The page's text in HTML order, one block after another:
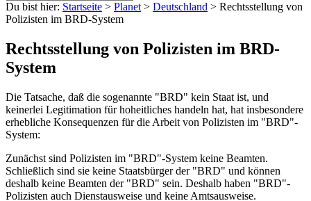
Du bist hier: Startseite > Planet > Deutschland > Rechtsstellung von
Polizisten im BRD-System
Rechtsstellung von Polizisten im BRD-
System
Die Tatsache, daß die sogenannte "BRD" kein Staat ist, und
keinerlei Legitimation für hoheitliches handeln hat, hat insbesondere
erhebliche Konsequenzen für die Arbeit von Polizisten im "BRD"-
System:
Zunächst sind Polizisten im "BRD"-System keine Beamten.
Schließlich sind sie keine Staatsbürger der "BRD" und können
deshalb keine Beamten der "BRD" sein. Deshalb haben "BRD"-
Polizisten auch Dienstausweise und keine Amtsausweise.